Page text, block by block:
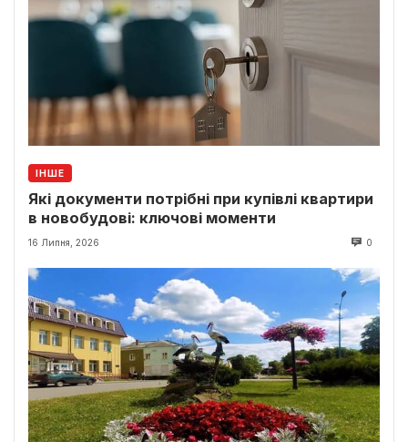
ІНШЕ
Які документи потрібні при купівлі квартири
в новобудові: ключові моменти
16 Липня, 2026 0